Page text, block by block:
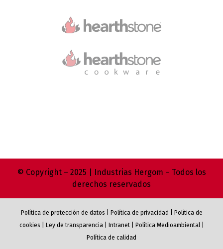
© Copyright – 2025 | Industrias Hergom – Todos los
derechos reservados
Política de protección de datos Política de privacidad
Política de
cookies
Ley de transparencia| Intranet| Política Medioambiental|
Política de calidad